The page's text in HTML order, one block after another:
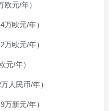
元/年）
欧元/年）
欧元/年）
元/年）
人民币/年）
新元/年）